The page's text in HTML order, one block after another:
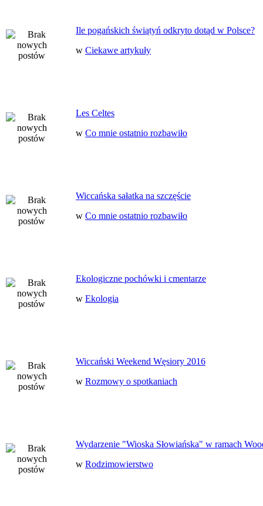
Ile pogańskich świątyń odkryto dotąd w Polsce?
w Ciekawe artykuły
Les Celtes
w Co mnie ostatnio rozbawiło
Wiccańska sałatka na szczęście
w Co mnie ostatnio rozbawiło
Ekologiczne pochówki i cmentarze
w Ekologia
Wiccański Weekend Węsiory 2016
w Rozmowy o spotkaniach
Wydarzenie "Wioska Słowiańska" w ramach
w Rodzimowierstwo